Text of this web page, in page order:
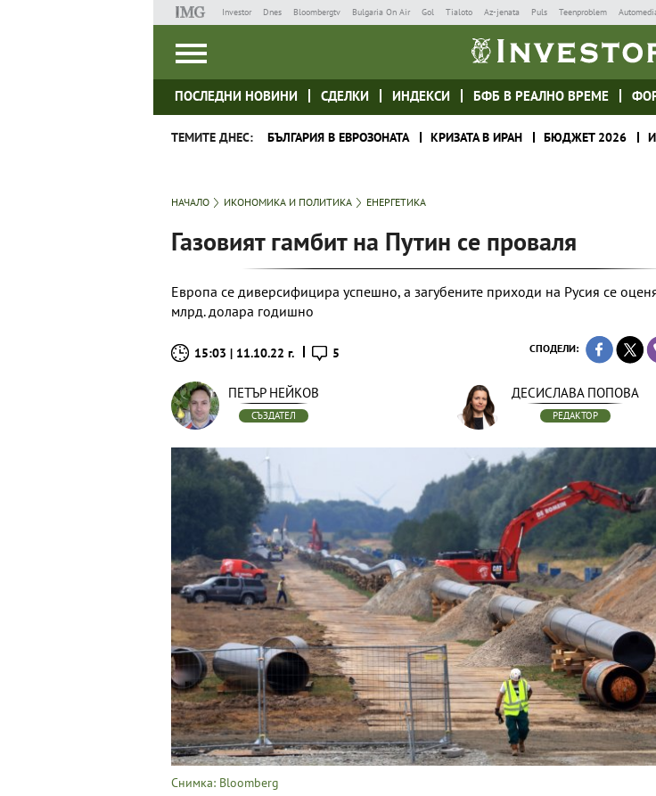
Investor Dnes Bloombergtv Bulgaria On Air Gol Tialoto Az-jenata Puls Teenproblem
ПОСЛЕДНИ НОВИНИ СДЕЛКИ ИНДЕКСИ БФБ В РЕАЛНО ВРЕМЕ
ТЕМИТЕ ДНЕС: БЪЛГАРИЯ В ЕВРОЗОНАТА КРИЗАТА В ИРАН БЮДЖЕТ 2026
НАЧАЛО ИКОНОМИКА И ПОЛИТИКА ЕНЕРГЕТИКА
Газовият гамбит на Путин се проваля
Европа се диверсифицира успешно, а загубените приходи на Русия се
млрд. долара годишно
15:03 | 11.10.22 г. 5 СПОДЕЛИ:
ПЕТЪР НЕЙКОВ
СЪЗДАТЕЛ
ДЕСИСЛАВА ПОПОВА
РЕДАКТОР
Снимка: Bloomberg